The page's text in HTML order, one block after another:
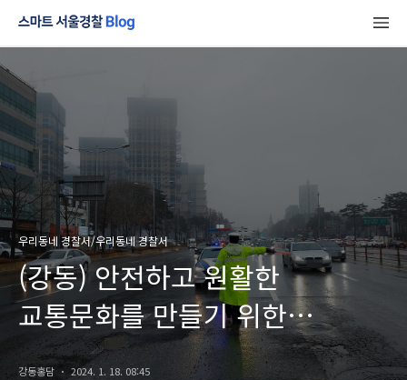
우리동네 경찰서/우리동네 경찰서
(강동) 안전하고 원활한
교통문화를 만들기 위한
강동경찰의 노력
강동홍담 2024. 1. 18. 08:45